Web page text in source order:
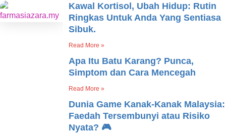
Kawal Kortisol, Ubah Hidup: Rutin
Ringkas Untuk Anda Yang Sentiasa
Sibuk.
Read More »
Apa Itu Batu Karang? Punca,
Simptom dan Cara Mencegah
Read More »
Dunia Game Kanak-Kanak Malaysia:
Faedah Tersembunyi atau Risiko
Nyata? 🎮